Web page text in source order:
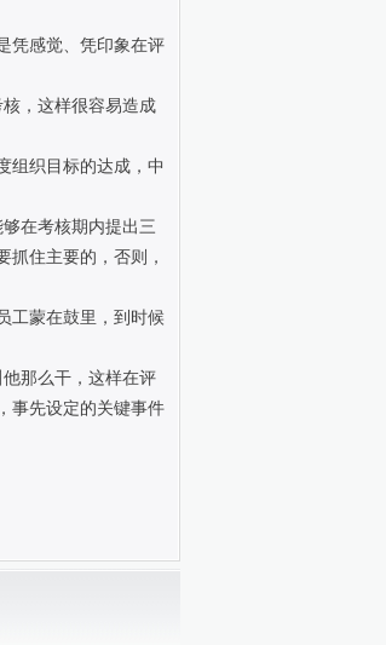
凭感觉、凭印象在评
，这样很容易造成
织目标的达成，中
在考核期内提出三
住主要的，否则，
工蒙在鼓里，到时候
那么干，这样在评
事先设定的关键事件